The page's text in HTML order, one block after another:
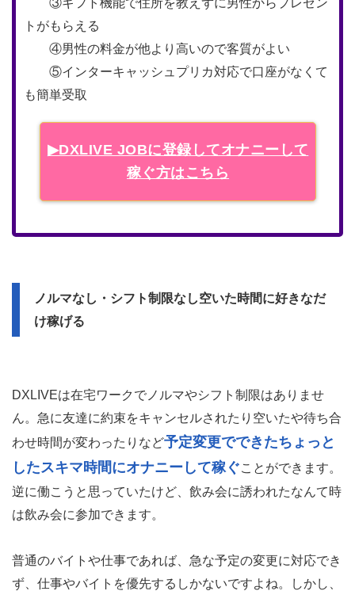
トがもらえる
④男性の料金が他より高いので客質がよい
⑤インターキャッシュプリカ対応で口座がなくて
も簡単受取
▶DXLIVE JOBに登録してオナニーして
稼ぐ方はこちら
ノルマなし・シフト制限なし空いた時間に好きなだ
け稼げる
DXLIVEは在宅ワークでノルマやシフト制限はありませ
ん。急に友達に約束をキャンセルされたり空いたや待ち合
わせ時間が変わったりなど予定変更でできたちょっと
したスキマ時間にオナニーして稼ぐことができます。
逆に働こうと思っていたけど、飲み会に誘われたなんて時
は飲み会に参加できます。
普通のバイトや仕事であれば、急な予定の変更に対応でき
ず、仕事やバイトを優先するしかないですよね。しかし、